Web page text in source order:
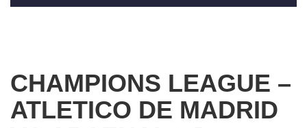
CHAMPIONS LEAGUE –
ATLETICO DE MADRID